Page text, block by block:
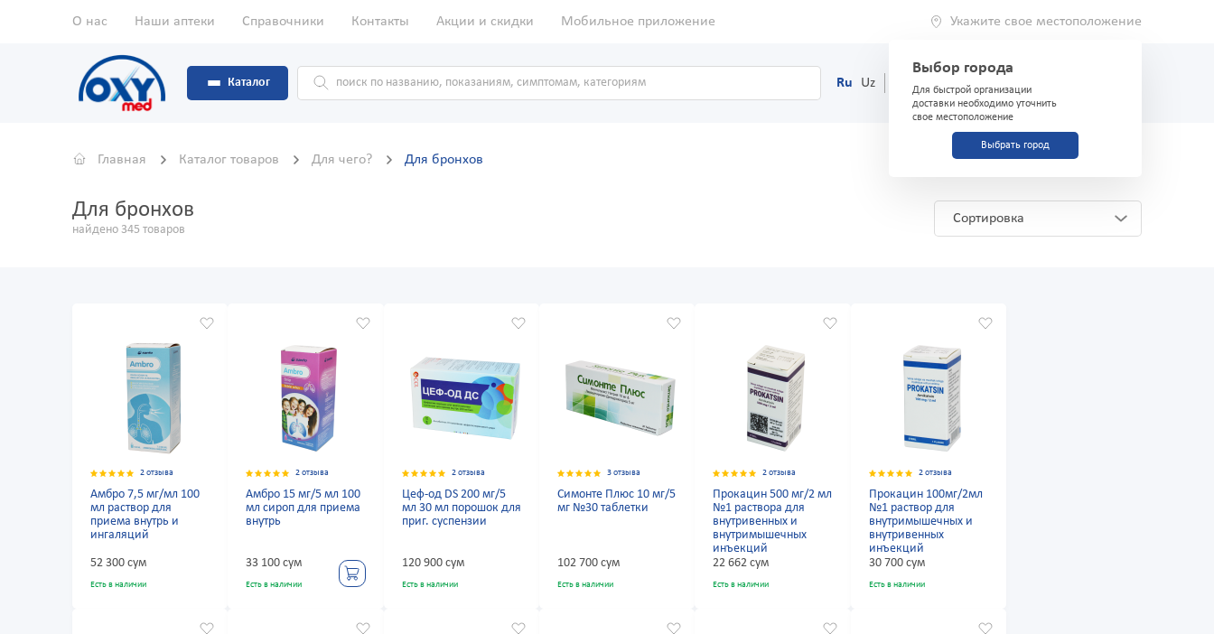
О нас Наши аптеки Справочники Контакты Акции и скидки Мобильное приложение Укажите свое местоположение
Выбор города
Для быстрой организации
доставки необходимо уточнить
свое местоположение
Выбрать город
Каталог Ru Uz (71) 200-03-03
Главная Каталог товаров Для чего? Для бронхов
Для бронхов
найдено 345 товаров
Сортировка
2 отзыва
Амбро 7,5 мг/мл 100
мл раствор для
приема внутрь и
ингаляций
52 300 сум
Есть в наличии
2 отзыва
Амбро 15 мг/5 мл 100
мл сироп для приема
внутрь
33 100 сум
Есть в наличии
2 отзыва
Цеф-од DS 200 мг/5
мл 30 мл порошок для
приг. суспензии
120 900 сум
Есть в наличии
3 отзыва
Симонте Плюс 10 мг/5
мг №30 таблетки
102 700 сум
Есть в наличии
2 отзыва
Прокацин 500 мг/2 мл
№1 раствора для
внутривенных и
внутримышечных
инъекций
22 662 сум
Есть в наличии
2 отзыва
Прокацин 100мг/2мл
№1 раствор для
внутримышечных и
внутривенных
инъекций
30 700 сум
Есть в наличии